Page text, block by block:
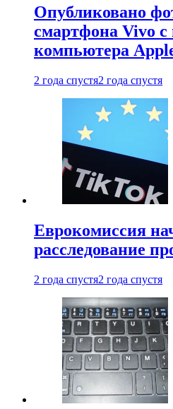
Опубликовано
смартфона Vivo
компьютера
2 года спустя2 года спустя
Еврокомиссия
расследование
2 года спустя2 года спустя